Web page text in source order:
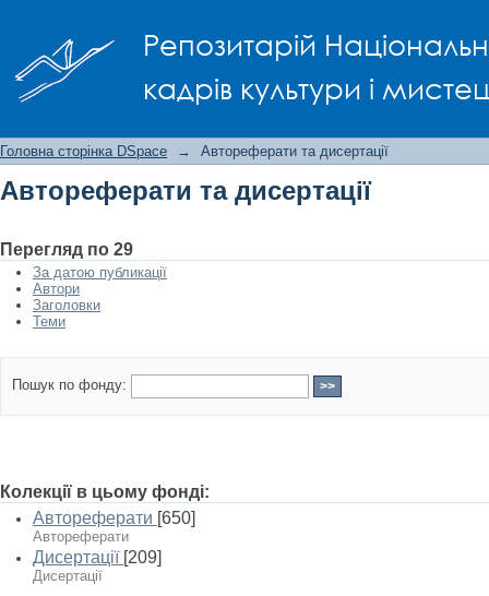
Репозитарій
кадрів культури і
Головна сторінка DSpace → Автореферати та дисертації
Автореферати та дисертації
Перегляд по 29
За датою публикації
Автори
Заголовки
Теми
Пошук по фонду:
Колекції в цьому фонді:
Автореферати [650]
Автореферати
Дисертації [209]
Дисертації